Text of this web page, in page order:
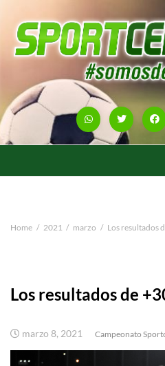
Home 2021 marzo Los resultados
Los resultados de
marzo 8, 2021 Campeonato